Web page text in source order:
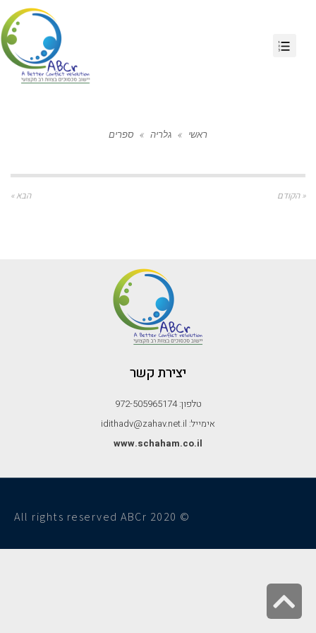
ראשי » גלריה » ספרים
« הקודם הבא »
יצירת קשר
טלפון: 972-505965174
אימייל: idithadv@zahav.net.il
www.schaham.co.il
© All rights reserved ABCr 2020
גלילה
לראש